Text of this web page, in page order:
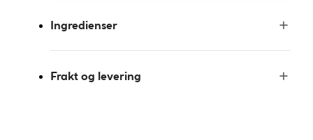
Ingredienser
Frakt og levering